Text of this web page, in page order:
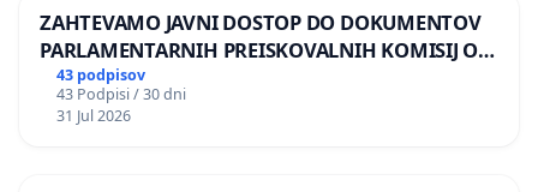
ZAHTEVAMO JAVNI DOSTOP DO DOKUMENTOV
PARLAMENTARNIH PREISKOVALNIH KOMISIJ O
ILEGALNI TRGOVINI Z OROŽJEM
43 podpisov
43 Podpisi / 30 dni
31 Jul 2026